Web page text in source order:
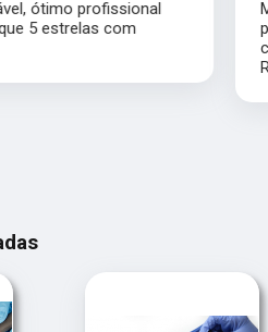
com
Muito bom,
profissional
Rio de